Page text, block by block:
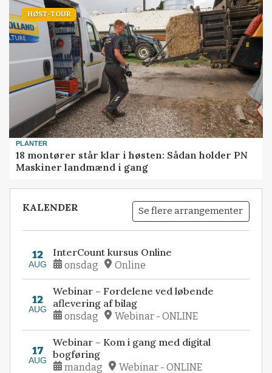
HØST-TOUR
PLANTER
18 montører står klar i høsten: Sådan holder PN
Maskiner landmænd i gang
KALENDER Se flere arrangementer
12
AUG
InterCount kursus Online
onsdag Online
12
AUG
Webinar – Fordelene ved løbende
aflevering af bilag
onsdag Webinar - ONLINE
17
AUG
Webinar – Kom i gang med digital
bogføring
mandag Webinar - ONLINE